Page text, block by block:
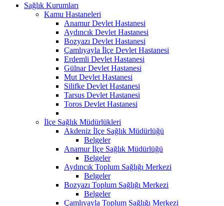
Sağlık Kurumları
Kamu Hastaneleri
Anamur Devlet Hastanesi
Aydıncık Devlet Hastanesi
Bozyazı Devlet Hastanesi
Çamlıyayla İlçe Devlet Hastanesi
Erdemli Devlet Hastanesi
Gülnar Devlet Hastanesi
Mut Devlet Hastanesi
Silifke Devlet Hastanesi
Tarsus Devlet Hastanesi
Toros Devlet Hastanesi
İlçe Sağlık Müdürlükleri
Akdeniz İlçe Sağlık Müdürlüğü
Belgeler
Anamur İlçe Sağlık Müdürlüğü
Belgeler
Aydıncık Toplum Sağlığı Merkezi
Belgeler
Bozyazı Toplum Sağlığı Merkezi
Belgeler
Çamlıyayla Toplum Sağlığı Merkezi